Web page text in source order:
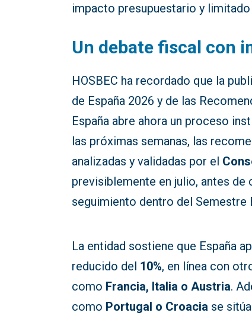
impacto presupuestario y
Un debate fiscal con
HOSBEC ha recordado que la
de España 2026 y de las
España abre ahora un proceso
las próximas semanas, las
analizadas y validadas por el
previsiblemente en julio, antes de
seguimiento dentro del Semestre
La entidad sostiene que España
reducido del 10%, en línea con
como Francia, Italia o Austria.
como Portugal o Croacia se